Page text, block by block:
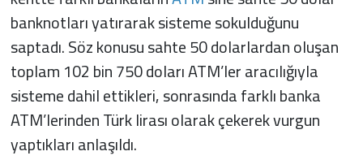
banknotları yatırarak sisteme sokulduğunu
saptadı. Söz konusu sahte 50 dolarlardan oluşan
toplam 102 bin 750 doları ATM’ler aracılığıyla
sisteme dahil ettikleri, sonrasında farklı banka
ATM’lerinden Türk lirası olarak çekerek vurgun
yaptıkları anlaşıldı.